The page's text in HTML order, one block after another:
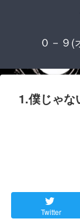
０－９(
1.僕じゃな
Twitter